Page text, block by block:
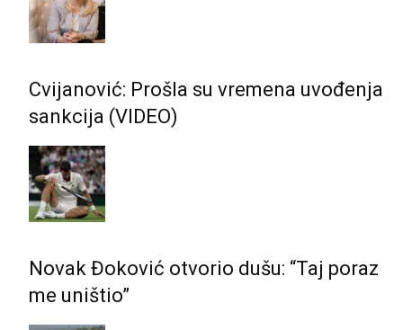
Cvijanović: Prošla su vremena uvođenja
sankcija (VIDEO)
Novak Đoković otvorio dušu: “Taj poraz
me uništio”